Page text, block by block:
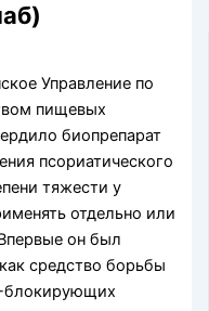
Управление по
пищевых
биопрепарат
псориатического
тяжести у
отдельно или
он был
средство борьбы
блокирующих